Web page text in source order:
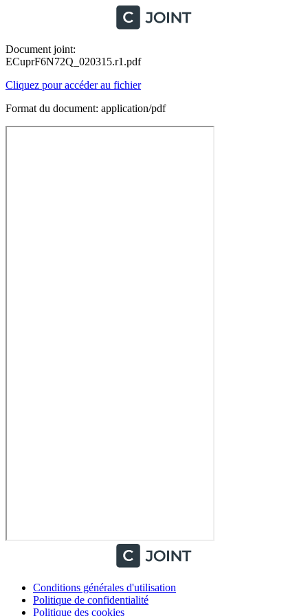
Document joint:
ECuprF6N72Q_020315.r1.pdf
Cliquez pour accéder au fichier
Format du document: application/pdf
Conditions générales d'utilisation
Politique de confidentialité
Politique des cookies